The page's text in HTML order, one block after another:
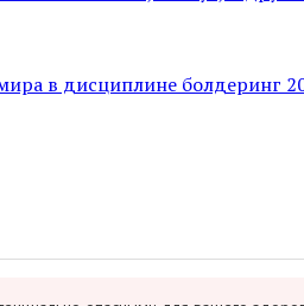
в дисциплине болдеринг